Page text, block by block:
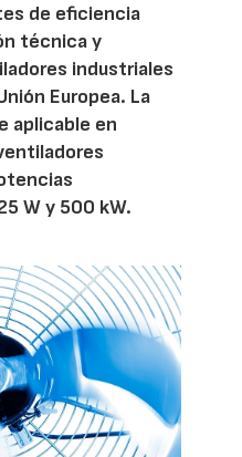
de eficiencia
técnica y
industriales
Europea. La
aplicable en
W y 500 kW.